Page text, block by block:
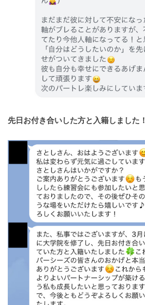
先日お付き合いした方と入籍しました！